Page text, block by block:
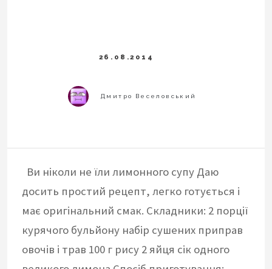
Ви ніколи не їли лимонного супу Даю
досить простий рецепт, легко готується і
має оригінальний смак. Складники: 2 порції
курячого бульйону набір сушених приправ
овочів і трав 100 г рису 2 яйця сік одного